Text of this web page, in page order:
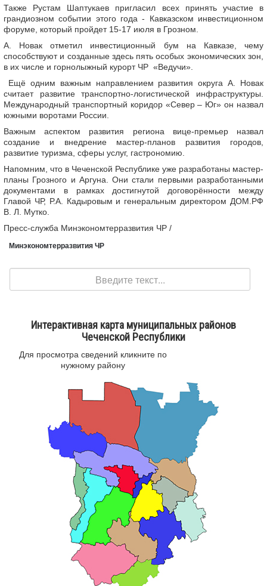
Также Рустам Шаптукаев пригласил всех принять участие в
грандиозном событии этого года - Кавказском инвестиционном
форуме, который пройдет 15-17 июля в Грозном.
А. Новак отметил инвестиционный бум на Кавказе, чему
способствуют и созданные здесь пять особых экономических зон,
в их числе и горнолыжный курорт ЧР «Ведучи».
Ещё одним важным направлением развития округа А. Новак
считает развитие транспортно-логистической инфраструктуры.
Международный транспортный коридор «Север – Юг» он назвал
южными воротами России.
Важным аспектом развития региона вице-премьер назвал
создание и внедрение мастер-планов развития городов,
развитие туризма, сферы услуг, гастрономию.
Напомним, что в Чеченской Республике уже разработаны мастер-
планы Грозного и Аргуна. Они стали первыми разработанными
документами в рамках достигнутой договорённости между
Главой ЧР, Р.А. Кадыровым и генеральным директором ДОМ.РФ
В. Л. Мутко.
Пресс-служба Минэкономтерразвития ЧР /
Минэкономтерразвития ЧР
Интерактивная карта муниципальных районов
Чеченской Республики
Для просмотра сведений кликните по
нужному району